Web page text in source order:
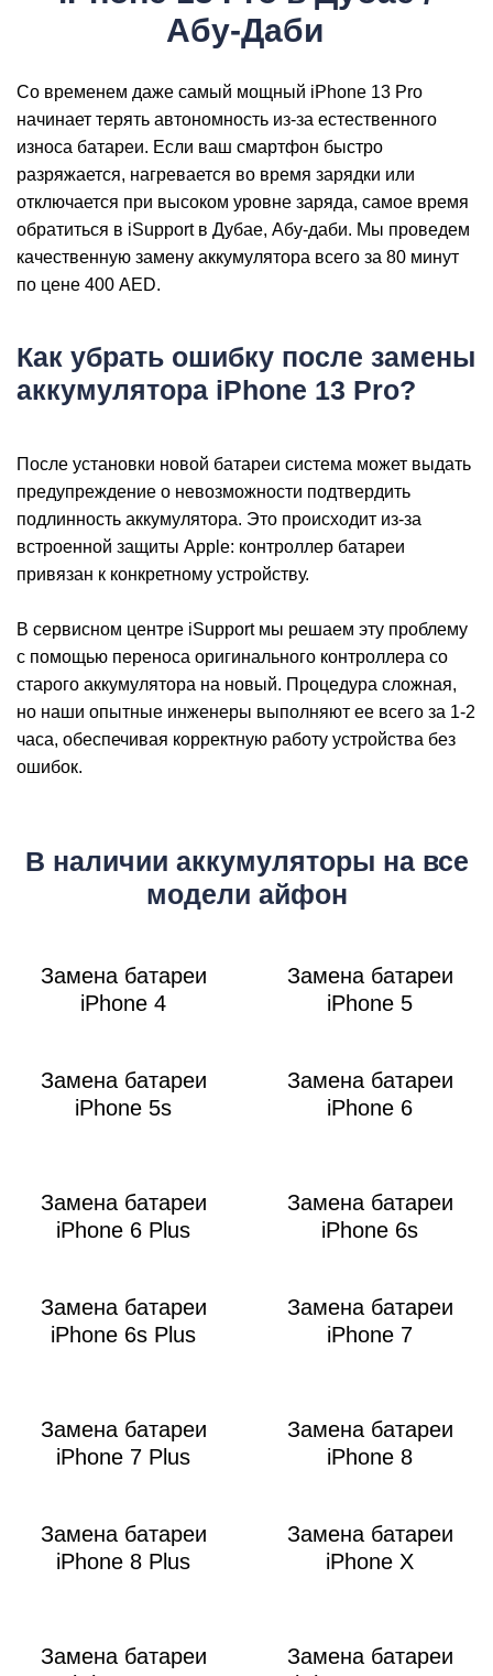
Абу-Даби
Со временем даже самый мощный iPhone 13 Pro
начинает терять автономность из-за естественного
износа батареи. Если ваш смартфон быстро
разряжается, нагревается во время зарядки или
отключается при высоком уровне заряда, самое время
обратиться в iSupport в Дубае, Абу-даби. Мы проведем
качественную замену аккумулятора всего за 80 минут
по цене 400 AED.
Как убрать ошибку после замены
аккумулятора iPhone 13 Pro?
После установки новой батареи система может выдать
предупреждение о невозможности подтвердить
подлинность аккумулятора. Это происходит из-за
встроенной защиты Apple: контроллер батареи
привязан к конкретному устройству.
В сервисном центре iSupport мы решаем эту проблему
с помощью переноса оригинального контроллера со
старого аккумулятора на новый. Процедура сложная,
но наши опытные инженеры выполняют ее всего за 1-2
часа, обеспечивая корректную работу устройства без
ошибок.
В наличии аккумуляторы на все
модели айфон
Замена батареи
iPhone 4
Замена батареи
iPhone 5
Замена батареи
iPhone 5s
Замена батареи
iPhone 6
Замена батареи
iPhone 6 Plus
Замена батареи
iPhone 6s
Замена батареи
iPhone 6s Plus
Замена батареи
iPhone 7
Замена батареи
iPhone 7 Plus
Замена батареи
iPhone 8
Замена батареи
iPhone 8 Plus
Замена батареи
iPhone X
Замена батареи
Замена батареи